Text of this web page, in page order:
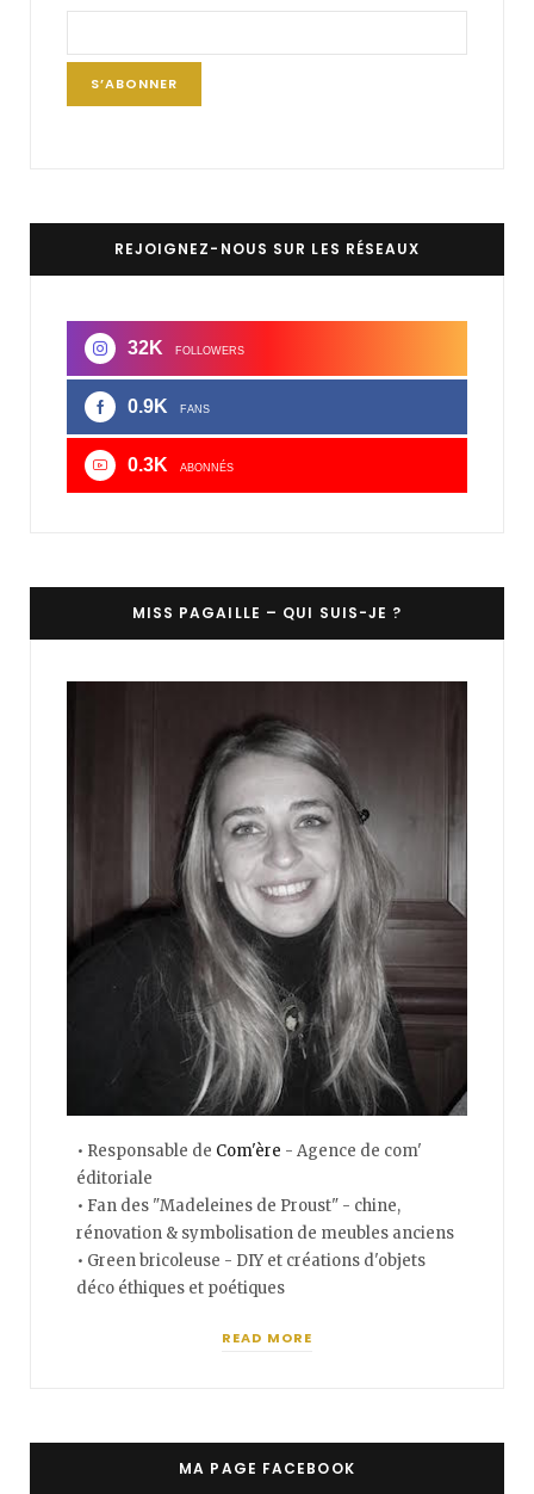
REJOIGNEZ-NOUS SUR LES RÉSEAUX
32K FOLLOWERS
0.9K FANS
0.3K ABONNÉS
MISS PAGAILLE – QUI SUIS-JE ?
• Responsable de Com'ère - Agence de com'
éditoriale
• Fan des "Madeleines de Proust" - chine,
rénovation & symbolisation de meubles anciens
• Green bricoleuse - DIY et créations d'objets
déco éthiques et poétiques
READ MORE
MA PAGE FACEBOOK